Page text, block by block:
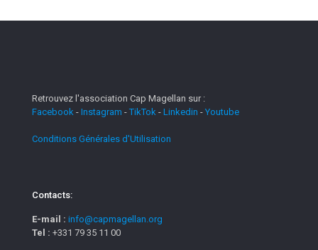
Retrouvez l'association Cap Magellan sur :
Facebook - Instagram -TikTok - Linkedin - Youtube
Conditions Générales d'Utilisation
Contacts:
E-mail : info@capmagellan.org
Tel : +331 79 35 11 00